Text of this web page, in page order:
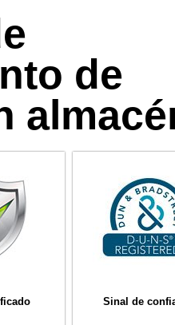
de
Sinal de